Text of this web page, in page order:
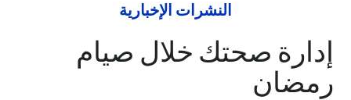
النشرات الإخبارية
إدارة صحتك خلال صيام
رمضان